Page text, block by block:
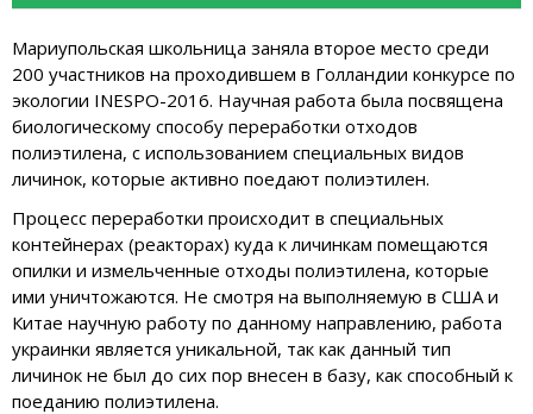
Мариупольская школьница заняла второе место среди
200 участников на проходившем в Голландии конкурсе по
экологии INESPO-2016. Научная работа была посвящена
биологическому способу переработки отходов
полиэтилена, с использованием специальных видов
личинок, которые активно поедают полиэтилен.
Процесс переработки происходит в специальных
контейнерах (реакторах) куда к личинкам помещаются
опилки и измельченные отходы полиэтилена, которые
ими уничтожаются. Не смотря на выполняемую в США и
Китае научную работу по данному направлению, работа
украинки является уникальной, так как данный тип
личинок не был до сих пор внесен в базу, как способный к
поеданию полиэтилена.